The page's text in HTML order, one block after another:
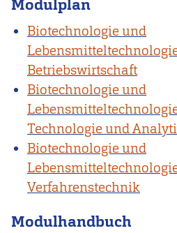
Modulplan
Biotechnologie und
Betriebswirtschaft
Biotechnologie und
Technologie und
Biotechnologie und
Verfahrenstechnik
Modulhandbuch